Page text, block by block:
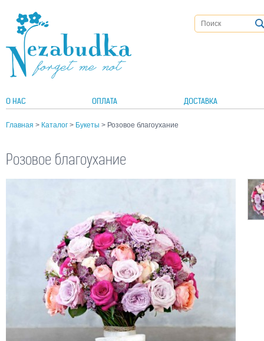
О НАС ОПЛАТА ДОСТАВКА
Главная > Каталог > Букеты > Розовое благоухание
Розовое благоухание